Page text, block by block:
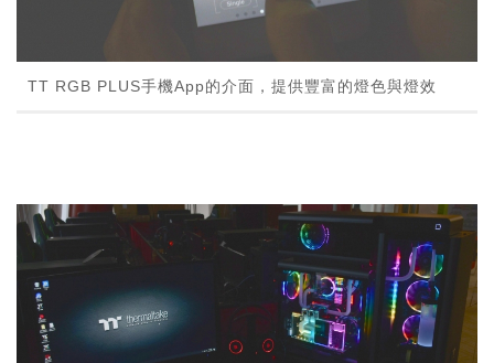
TT RGB PLUS手機App的介面，提供豐富的燈色與燈效